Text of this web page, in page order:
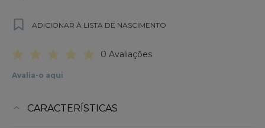
ADICIONAR À LISTA DE NASCIMENTO
0 Avaliações
Avalia-o aqui
CARACTERÍSTICAS